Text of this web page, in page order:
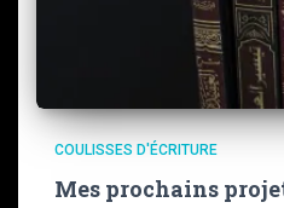
COULISSES D'ÉCRITURE
Mes prochains